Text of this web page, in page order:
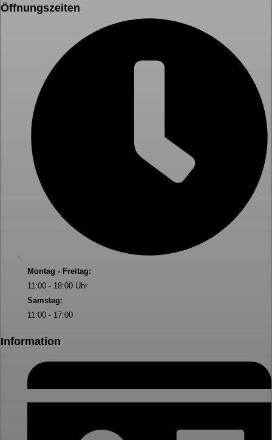
Öffnungszeiten
Montag - Freitag:
11:00 - 18:00 Uhr
Samstag:
11:00 - 17:00
Information